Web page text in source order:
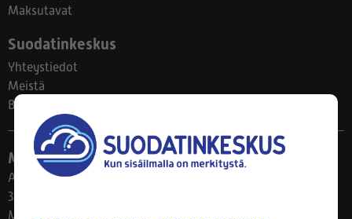
Maksutavat
Suodatinkeskus
Yhteystiedot
Meistä
Blogi
Myymälä
Ahlmanintie 61
33800 Tampere
Ma–Pe 8–17